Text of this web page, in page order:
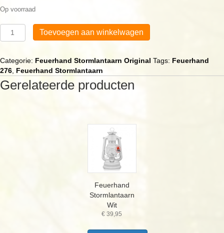
Op voorraad
Feuerhand
Stormlantaarn
aantal
Toevoegen aan winkelwagen
Categorie: Feuerhand Stormlantaarn Original Tags: Feuerhand
276 Feuerhand Stormlantaarn
Gerelateerde producten
Feuerhand
Stormlantaarn
Wit
€ 39,95